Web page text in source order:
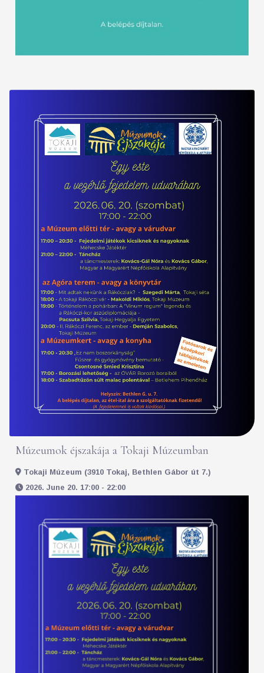
Múzeumok éjszakája a Tokaji Múzeumban
Tokaji Múzeum (3910 Tokaj, Bethlen Gábor út 7.)
2026. June 20. 17:00 - 22:00